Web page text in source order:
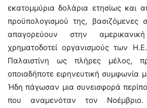
εκατομμύρια δολάρια ετησίως και
προϋπολογισμού της,
απαγορεύουν στην
χρηματοδοτεί οργανισμούς των
Παλαιστίνη ως πλήρες μέλος,
οποιαδήποτε ειρηνευτική συμφωνία
Ήδη πάγωσαν μια συνεισφορά
που αναμενόταν τον